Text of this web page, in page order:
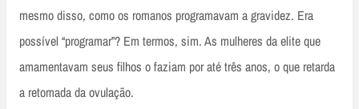
mesmo disso, como os romanos programavam a gravidez. Era
possível “programar”? Em termos, sim. As mulheres da elite que
amamentavam seus filhos o faziam por até três anos, o que retarda
a retomada da ovulação.